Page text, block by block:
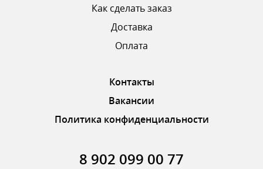
ОТПРАВИТЬ ОТЗЫВ
Как сделать заказ
Доставка
Оплата
Контакты
Вакансии
Политика конфиденциальности
8 902 099 00 77